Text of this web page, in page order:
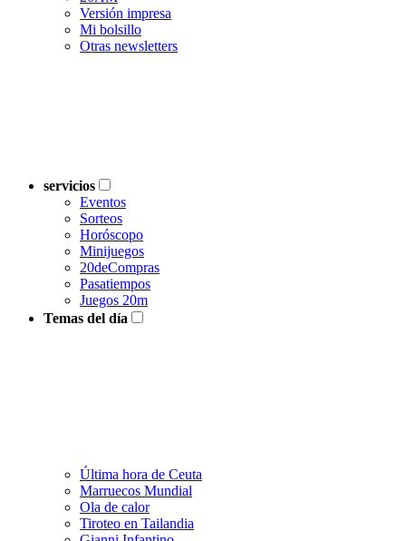
Versión impresa
Mi bolsillo
Otras newsletters
servicios
Eventos
Sorteos
Horóscopo
Minijuegos
20deCompras
Pasatiempos
Juegos 20m
Temas del día
Última hora de Ceuta
Marruecos Mundial
Ola de calor
Tiroteo en Tailandia